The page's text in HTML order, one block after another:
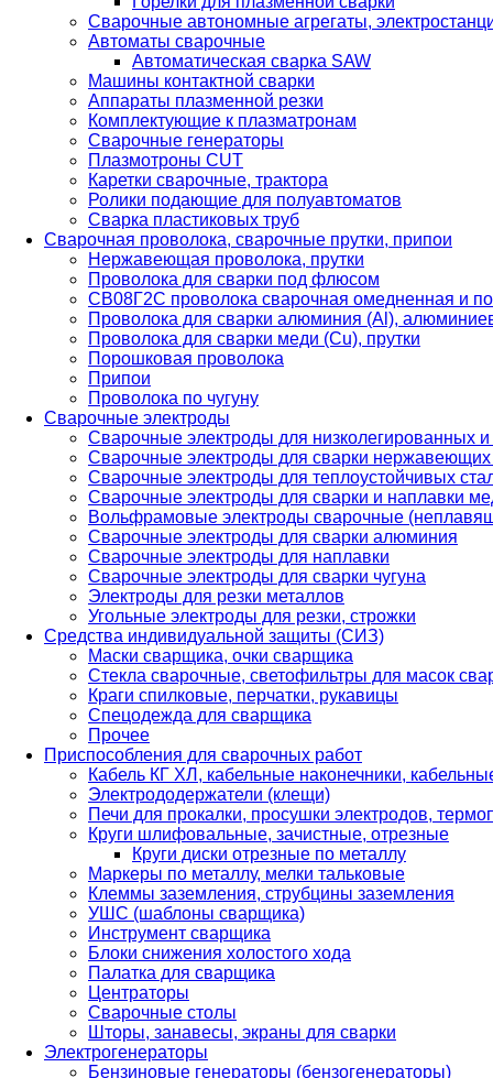
Сварочные автономные агрегаты,
Автоматы сварочные
Автоматическая сварка SAW
Машины контактной сварки
Аппараты плазменной резки
Комплектующие к плазматронам
Сварочные генераторы
Плазмотроны CUT
Каретки сварочные, трактора
Ролики подающие для полуавтоматов
Сварка пластиковых труб
Сварочная проволока, сварочные прутки, припои
Нержавеющая проволока, прутки
Проволока для сварки под флюсом
СВ08Г2С проволока сварочная омедненная и
Проволока для сварки алюминия (Al),
Проволока для сварки меди (Cu), прутки
Порошковая проволока
Припои
Проволока по чугуну
Сварочные электроды
Сварочные электроды для низколегированных и
Сварочные электроды для сварки
Сварочные электроды для теплоустойчивых
Сварочные электроды для сварки и наплавки
Вольфрамовые электроды сварочные
Сварочные электроды для сварки алюминия
Сварочные электроды для наплавки
Сварочные электроды для сварки чугуна
Электроды для резки металлов
Угольные электроды для резки, строжки
Средства индивидуальной защиты (СИЗ)
Маски сварщика, очки сварщика
Стекла сварочные, светофильтры для масок
Краги спилковые, перчатки, рукавицы
Спецодежда для сварщика
Прочее
Приспособления для сварочных работ
Кабель КГ ХЛ, кабельные наконечники,
Электрододержатели (клещи)
Печи для прокалки, просушки электродов,
Круги шлифовальные, зачистные, отрезные
Круги диски отрезные по металлу
Маркеры по металлу, мелки тальковые
Клеммы заземления, струбцины заземления
УШС (шаблоны сварщика)
Инструмент сварщика
Блоки снижения холостого хода
Палатка для сварщика
Центраторы
Сварочные столы
Шторы, занавесы, экраны для сварки
Электрогенераторы
Бензиновые генераторы (бензогенераторы)